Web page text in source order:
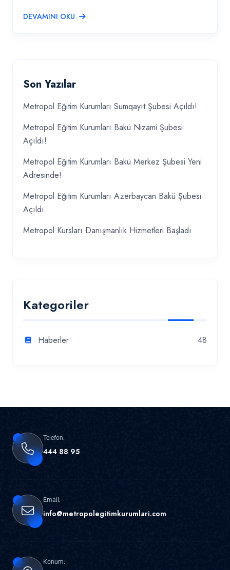
DEVAMINI OKU
Son Yazılar
Metropol Eğitim Kurumları Sumqayıt Şubesi Açıldı!
Metropol Eğitim Kurumları Bakü Nizami Şubesi
Açıldı!
Metropol Eğitim Kurumları Bakü Merkez Şubesi Yeni
Adresinde!
Metropol Eğitim Kurumları Azerbaycan Bakü Şubesi
Açıldı
Metropol Kursları Danışmanlık Hizmetleri Başladı
Kategoriler
Haberler 48
Telefon:
444 88 95
Email:
info@metropolegitimkurumlari.com
Konum: